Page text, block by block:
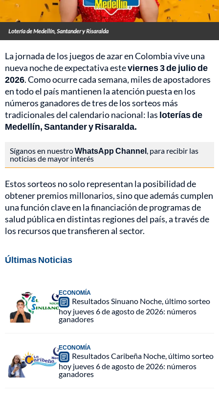
Lotería de Medellín, Santander y Risaralda
La jornada de los juegos de azar en Colombia vive una
nueva noche de expectativa esteviernes 3 de julio de
2026. Como ocurre cada semana, miles de apostadores
en todo el país mantienen la atención puesta en los
números ganadores de tres de los sorteos más
tradicionales del calendario nacional: las loterías de
Medellín, Santander y Risaralda.
Síganos en nuestroWhatsApp Channel, para recibir las
noticias de mayor interés
Estos sorteos no solo representan la posibilidad de
obtener premios millonarios, sino que además cumplen
una función clave en la financiación de programas de
salud pública en distintas regiones del país, a través de
los recursos que transfieren al sector.
Últimas Noticias
ECONOMÍA
Resultados Sinuano Noche, último sorteo
hoy jueves 6 de agosto de 2026: números
ganadores
ECONOMÍA
Resultados Caribeña Noche, último sorteo
hoy jueves 6 de agosto de 2026: números
ganadores